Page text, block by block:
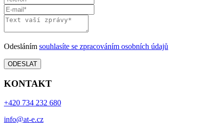
Odesláním souhlasíte se zpracováním osobních údajů
KONTAKT
+420 734 232 680
info@at-e.cz